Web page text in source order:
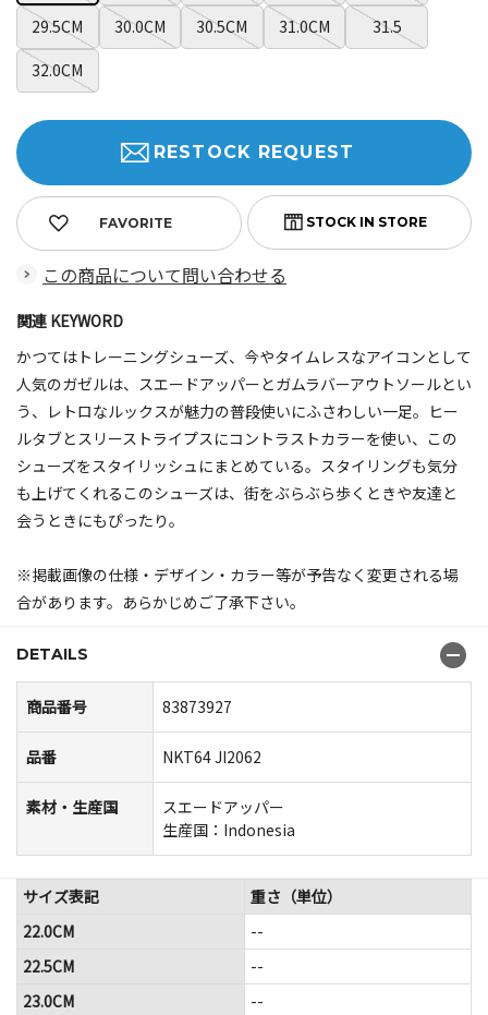
29.5CM
30.0CM 30.5CM 31.0CM
31.5
32.0CM
FAVORITE
RESTOCK REQUEST
この商品について問い合わせる
関連 KEYWORD
かつてはトレーニングシューズ、今やタイムレスなアイコンとして
人気のガゼルは、スエードアッパーとガムラバーアウトソールとい
う、レトロなルックスが魅力の普段使いにふさわしい一足。ヒー
ルタブとスリーストライプスにコントラストカラーを使い、この
シューズをスタイリッシュにまとめている。スタイリングも気分
も上げてくれるこのシューズは、街をぶらぶら歩くときや友達と
会うときにもぴったり。
※掲載画像の仕様・デザイン・カラー等が予告なく変更される場
合があります。あらかじめご了承下さい。
DETAILS
商品番号 83873927
品番 NKT64 JI2062
素材・生産国
スエードアッパー
生産国：Indonesia
サイズ表記
重さ（単位）
22.0CM
--
22.5CM
--
23.0CM
--